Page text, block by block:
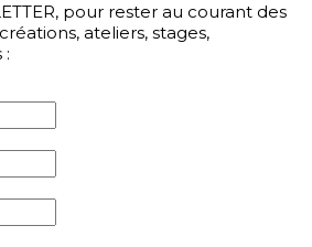
pour rester au courant des
ateliers, stages,
: